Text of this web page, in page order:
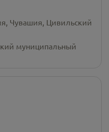
Чувашия, Цивильский
муниципальный